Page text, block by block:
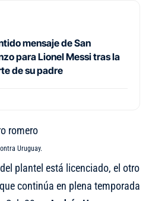
mensaje de San
para Lionel Messi tras la
de su padre
Uruguay.
plantel está licenciado, el otro
continúa en plena temporada